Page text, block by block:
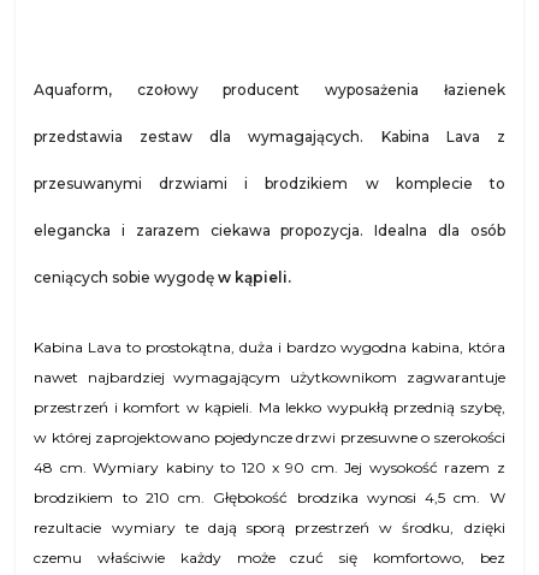
Aquaform, czołowy producent wyposażenia łazienek
przedstawia zestaw dla wymagających. Kabina Lava z
przesuwanymi drzwiami i brodzikiem w komplecie to
elegancka i zarazem ciekawa propozycja. Idealna dla osób
ceniących sobie wygodęw kąpieli.
Kabina Lava to prostokątna, duża i bardzo wygodna kabina, która
nawet najbardziej wymagającym użytkownikom zagwarantuje
przestrzeń i komfort w kąpieli. Ma lekko wypukłą przednią szybę,
w której zaprojektowano pojedyncze drzwi przesuwne o szerokości
48 cm. Wymiary kabiny to 120 x 90 cm. Jej wysokość razem z
brodzikiem to 210 cm. Głębokość brodzika wynosi 4,5 cm. W
rezultacie wymiary te dają sporą przestrzeń w środku, dzięki
czemu właściwie każdy może czuć się komfortowo, bez